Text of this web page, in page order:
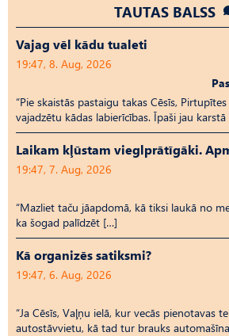
TAUTAS BALSS
Vajag vēl kādu tualeti
19:47, 8. Aug, 2026
“Pie skaistās pastaigu takas Cēsīs,
vajadzētu kādas labierīcības. Īpaši jau
Laikam kļūstam vieglprātīgāki.
19:47, 7. Aug, 2026
“Mazliet taču jāapdomā, kā tiksi laukā no
ka šogad palīdzēt […]
Kā organizēs satiksmi?
19:47, 6. Aug, 2026
“Ja Cēsīs, Vaļņu ielā, kur vecās pienotavas
autostāvvietu, kā tad tur brauks